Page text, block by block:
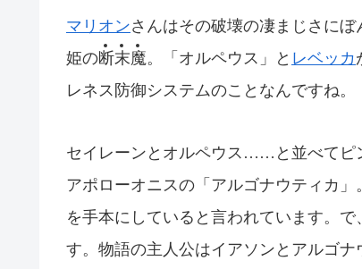
マリオンさんはその破壊の凄まじさに
姫の断末魔。「オルペウス」と レベッカ
レネス防御システムのことなんですね。
セイレーンとオルペウス……と並べてピ
アポローオニスの「アルゴナウティカ
を手本にしていると言われています。
す。物語の主人公はイアソンとアルゴ